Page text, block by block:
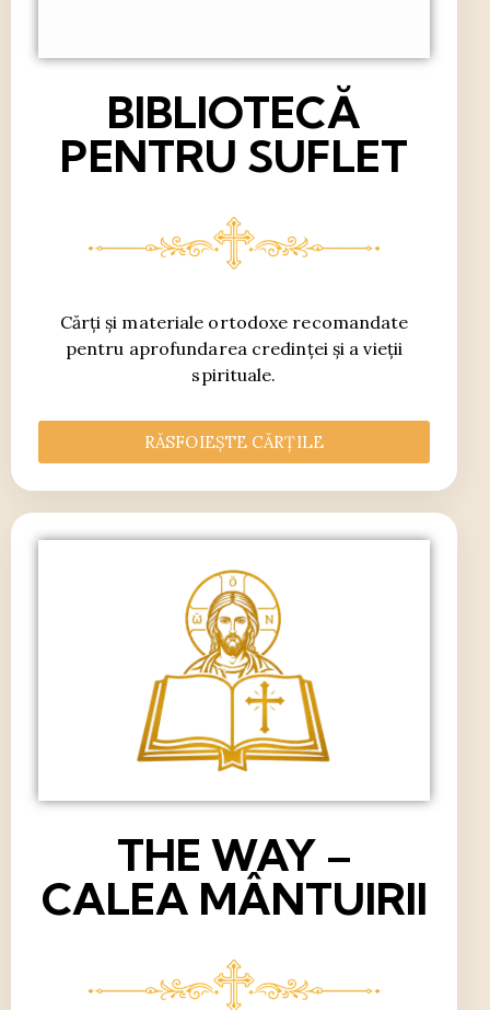
BIBLIOTECĂ
PENTRU SUFLET
Cărți și materiale ortodoxe recomandate
pentru aprofundarea credinței și a vieții
spirituale.
RĂSFOIEȘTE CĂRȚILE
THE WAY –
CALEA MÂNTUIRII